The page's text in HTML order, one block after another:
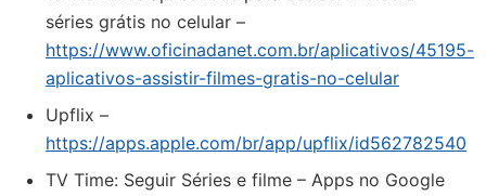
séries grátis no celular –
https://www.oficinadanet.com.br/aplicativos/45195-
aplicativos-assistir-filmes-gratis-no-celular
‎Upflix –
https://apps.apple.com/br/app/upflix/id562782540
TV Time: Seguir Séries e filme – Apps no Google